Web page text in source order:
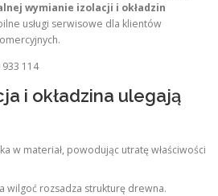
wymianie izolacji i okładzin
usługi serwisowe dla klientów
114
i okładzina ulegają
w materiał, powodując utratę właściwości
wilgoć rozsadza strukturę drewna.